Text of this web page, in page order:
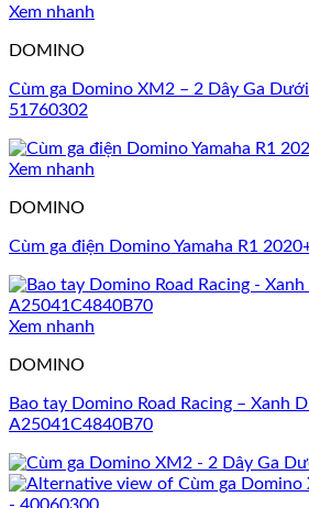
Xem nhanh
DOMINO
Cùm ga Domino XM2 – 2 Dây Ga Dưới
51760302
Xem nhanh
DOMINO
Cùm ga điện Domino Yamaha R1
Xem nhanh
DOMINO
Bao tay Domino Road Racing – Xanh
A25041C4840B70